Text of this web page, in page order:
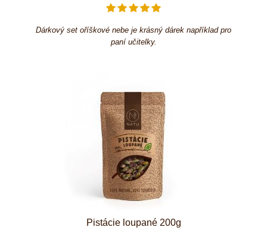
Dárkový set oříškové nebe je krásný dárek například pro
paní učitelky.
Pistácie loupané 200g